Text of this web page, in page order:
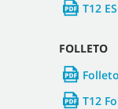
T12
FOLLETO
T12